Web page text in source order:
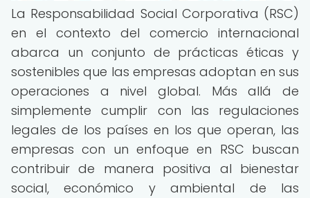
La Responsabilidad Social Corporativa (RSC)
en el contexto del comercio internacional
abarca un conjunto de prácticas éticas y
sostenibles que las empresas adoptan en sus
operaciones a nivel global. Más allá de
simplemente cumplir con las regulaciones
legales de los países en los que operan, las
empresas con un enfoque en RSC buscan
contribuir de manera positiva al bienestar
social, económico y ambiental de las